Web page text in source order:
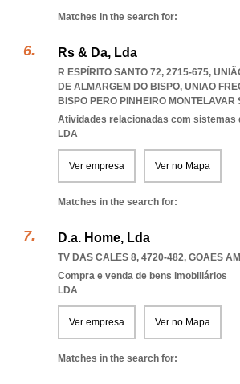
Matches in the search for:
Rs & Da, Lda
R ESPÍRITO SANTO 72, 2715-675,
DE ALMARGEM DO BISPO, UNIAO
BISPO PERO PINHEIRO MONTELAVAR
Atividades relacionadas com sistemas
LDA
Ver empresa Ver no Mapa
Matches in the search for:
D.a. Home, Lda
TV DAS CALES 8, 4720-482, GOAES
Compra e venda de bens imobiliários
LDA
Ver empresa Ver no Mapa
Matches in the search for: